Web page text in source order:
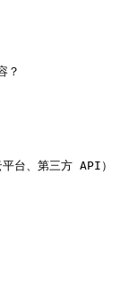
？
台、第三方 API）